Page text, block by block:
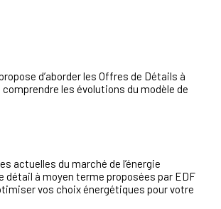
d’aborder les Offres de Détails à
comprendre les évolutions du modèle de
actuelles du marché de l’énergie
détail à moyen terme proposées par EDF
vos choix énergétiques pour votre